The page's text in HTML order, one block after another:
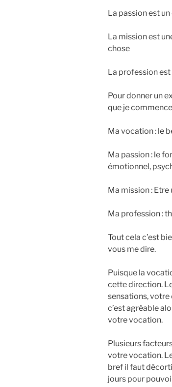
La passion est
La mission est
chose
La profession
Pour donner un
que je
Ma vocation : le
Ma passion : le
émotionnel,
Ma mission :
Ma profession :
Tout cela c’est
vous me dire.
Puisque la
cette direction.
sensations, votre
c’est agréable
votre vocation.
Plusieurs
votre vocation.
bref il faut
jours pour